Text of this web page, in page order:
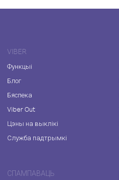
VIBER
Функцыі
Блог
Бяспека
Viber Out
Цэны на выклікі
Служба падтрымкі
СПАМПАВАЦЬ